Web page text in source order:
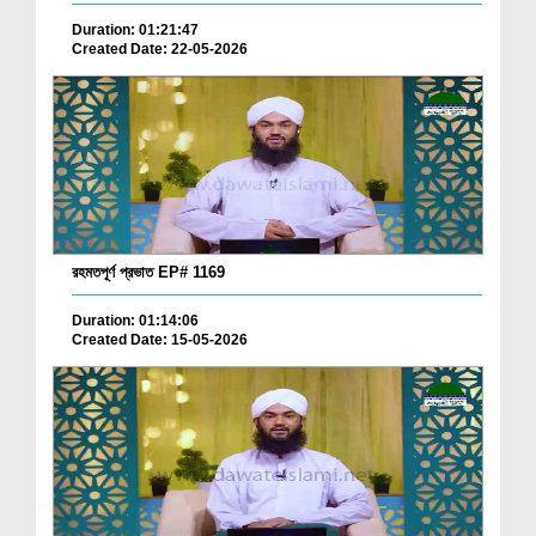
Duration: 01:21:47
Created Date: 22-05-2026
রহমতপূর্ণ প্রভাত EP# 1169
Duration: 01:14:06
Created Date: 15-05-2026